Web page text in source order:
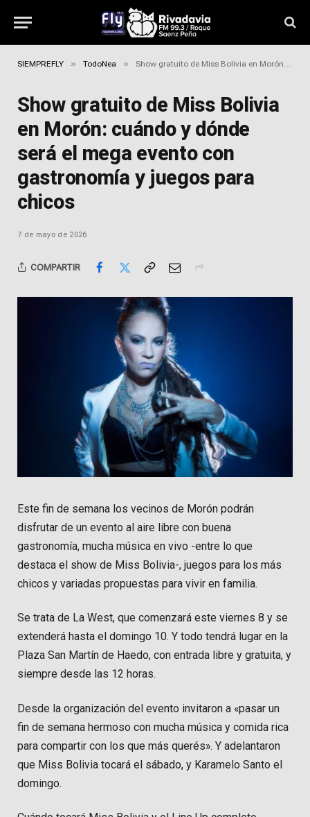
SIEMPREFLY » TodoNea » Show gratuito de Miss Bolivia en Morón: cuándo y dónde será el mega evento con gastronomía y juegos para chicos
Show gratuito de Miss Bolivia
en Morón: cuándo y dónde
será el mega evento con
gastronomía y juegos para
chicos
7 de mayo de 2026
COMPARTIR
Este fin de semana los vecinos de Morón podrán
disfrutar de un evento al aire libre con buena
gastronomía, mucha música en vivo -entre lo que
destaca el show de Miss Bolivia-, juegos para los más
chicos y variadas propuestas para vivir en familia.
Se trata de La West, que comenzará este viernes 8 y se
extenderá hasta el domingo 10. Y todo tendrá lugar en la
Plaza San Martín de Haedo, con entrada libre y gratuita, y
siempre desde las 12 horas.
Desde la organización del evento invitaron a «pasar un
fin de semana hermoso con mucha música y comida rica
para compartir con los que más querés». Y adelantaron
que Miss Bolivia tocará el sábado, y Karamelo Santo el
domingo.